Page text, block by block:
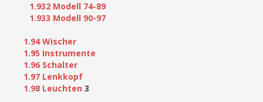
1.932 Modell 74-89
1.933 Modell 90-97
1.94 Wischer
1.95 Instrumente
1.96 Schalter
1.97 Lenkkopf
1.98 Leuchten 3